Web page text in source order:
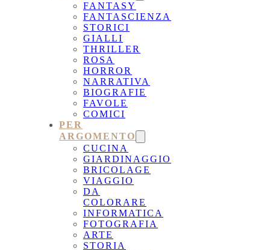
FANTASY
FANTASCIENZA
STORICI
GIALLI
THRILLER
ROSA
HORROR
NARRATIVA
BIOGRAFIE
FAVOLE
COMICI
PER
ARGOMENTO
CUCINA
GIARDINAGGIO
BRICOLAGE
VIAGGIO
DA
COLORARE
INFORMATICA
FOTOGRAFIA
ARTE
STORIA